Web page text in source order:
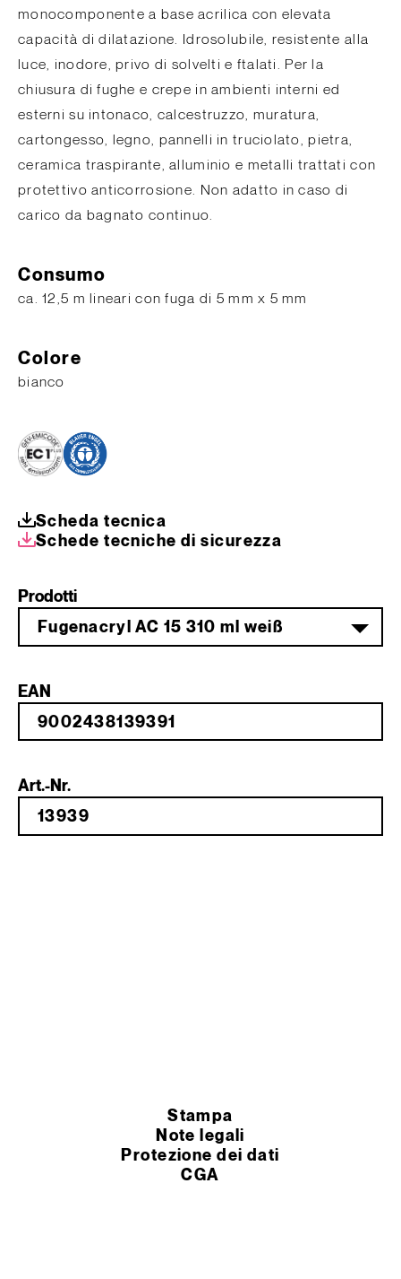
monocomponente a base acrilica con elevata
capacità di dilatazione. Idrosolubile, resistente alla
luce, inodore, privo di solvelti e ftalati. Per la
chiusura di fughe e crepe in ambienti interni ed
esterni su intonaco, calcestruzzo, muratura,
cartongesso, legno, pannelli in truciolato, pietra,
ceramica traspirante, alluminio e metalli trattati con
protettivo anticorrosione. Non adatto in caso di
carico da bagnato continuo.
Consumo
ca. 12,5 m lineari con fuga di 5 mm x 5 mm
Colore
bianco
Scheda tecnica
Schede tecniche di sicurezza
Prodotti
Fugenacryl AC 15 310 ml weiß
EAN
Art.-Nr.
Stampa
Note legali
Protezione dei dati
CGA